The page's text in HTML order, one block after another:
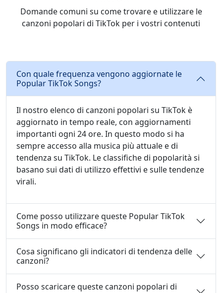
Domande comuni su come trovare e utilizzare le
canzoni popolari di TikTok per i vostri contenuti
Con quale frequenza vengono aggiornate le
Popular TikTok Songs?
Il nostro elenco di canzoni popolari su TikTok è
aggiornato in tempo reale, con aggiornamenti
importanti ogni 24 ore. In questo modo si ha
sempre accesso alla musica più attuale e di
tendenza su TikTok. Le classifiche di popolarità si
basano sui dati di utilizzo effettivi e sulle tendenze
virali.
Come posso utilizzare queste Popular TikTok
Songs in modo efficace?
Cosa significano gli indicatori di tendenza delle
canzoni?
Posso scaricare queste canzoni popolari di